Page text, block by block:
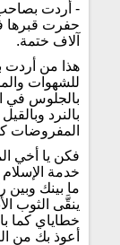
- أردت
حفرت قبرها
آلاف ختمة.
هذا من أردت
للشهوات
بالجلوس في
بالنرد
المفروضات
فكن يا أخي
خدمة
ما بينك وبين
ينقَّى الثوب
خطاياي كما
أعوذ بك من